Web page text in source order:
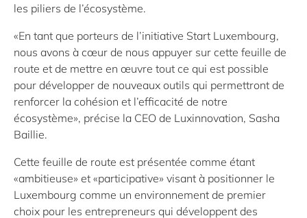
les piliers de l’écosystème.
«En tant que porteurs de l’initiative Start Luxembourg,
nous avons à cœur de nous appuyer sur cette feuille de
route et de mettre en œuvre tout ce qui est possible
pour développer de nouveaux outils qui permettront de
renforcer la cohésion et l’efficacité de notre
écosystème», précise la CEO de Luxinnovation, Sasha
Baillie.
Cette feuille de route est présentée comme étant
«ambitieuse» et «participative» visant à positionner le
Luxembourg comme un environnement de premier
choix pour les entrepreneurs qui développent des